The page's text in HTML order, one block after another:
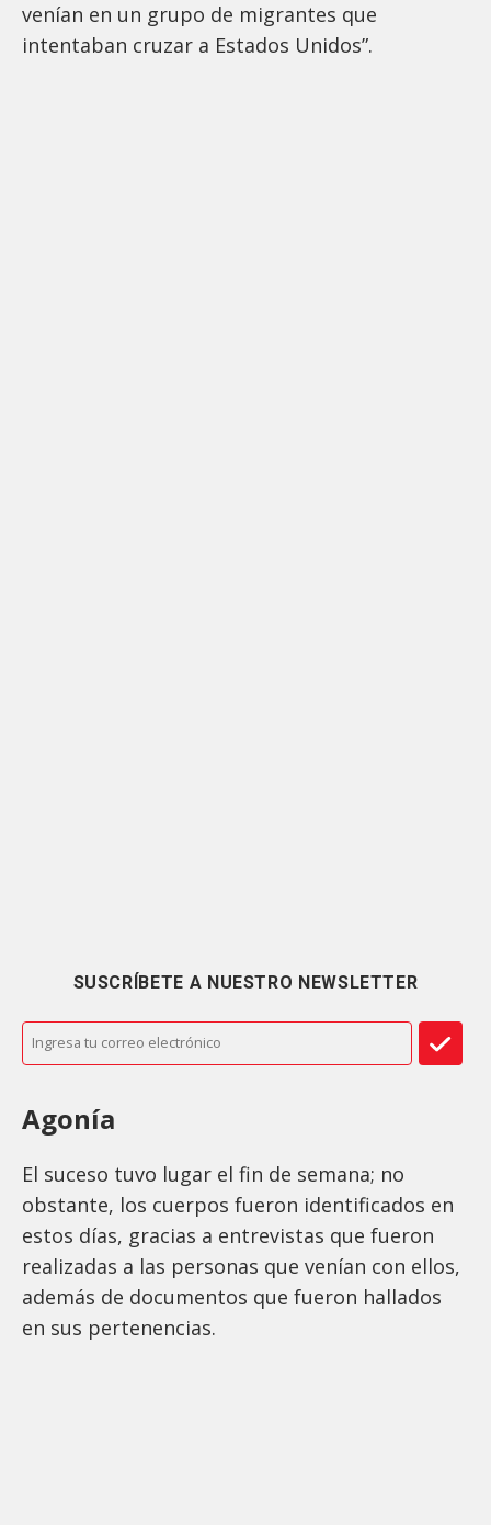
venían en un grupo de migrantes que
intentaban cruzar a Estados Unidos”.
SUSCRÍBETE A NUESTRO NEWSLETTER
Agonía
El suceso tuvo lugar el fin de semana; no
obstante, los cuerpos fueron identificados en
estos días, gracias a entrevistas que fueron
realizadas a las personas que venían con ellos,
además de documentos que fueron hallados
en sus pertenencias.